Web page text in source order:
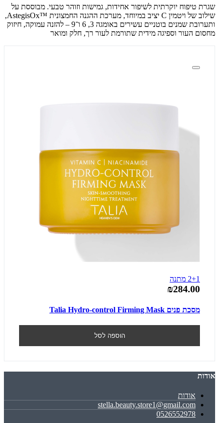
שגרת טיפוח יוקרתית לשיפור אחידות, גמישות וזוהר טבעי. מבוססת על
שילוב של ויטמין C יציב במיוחד, מערכת ההגנה החמצונית ™AstegisOx,
ותערובת שמנים בוטניים עשירים באומגה 3, 6 ו־9 – להזנה עמוקה, חיזוק
מחסום העור וספיגה מידית שתורמת לעור רך, חלק ומואר
2+1 מתנה
₪284.00
מסכת פנים Talia Hydro-control Firming Mask
הוספה לסל
אודות
אודות
stella.beauty.store1@gmail.com
0526552978